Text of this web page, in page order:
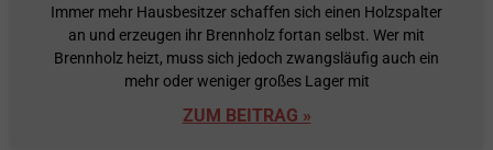
Immer mehr Hausbesitzer schaffen sich einen Holzspalter
an und erzeugen ihr Brennholz fortan selbst. Wer mit
Brennholz heizt, muss sich jedoch zwangsläufig auch ein
mehr oder weniger großes Lager mit
ZUM BEITRAG »